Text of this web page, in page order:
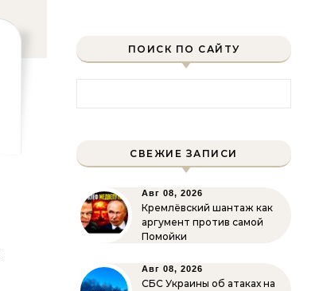
ПОИСК ПО САЙТУ
СВЕЖИЕ ЗАПИСИ
Авг 08, 2026
Кремлёвский шантаж как
аргумент против самой
Помойки
Авг 08, 2026
СБС Украины об атаках на